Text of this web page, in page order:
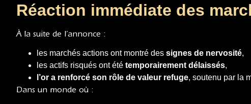
Réaction immédiate des
À la suite de l’annonce :
les marchés actions ont montré des signes de nervosité,
les actifs risqués ont été temporairement délaissés,
l’or a renforcé son rôle de valeur refuge, soutenu par la
Dans un monde où :